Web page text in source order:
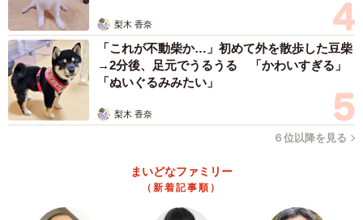
名称は初期メンバーの学生の発案だった。当時から担当
教員だった京都文教大の森正美副学長は「最初は『（名前
が）ありきたりでは』とも思ったけれど、学生自身が一歩
踏み出したいという思いが込められていると感じた」と振
り返る。イベント期間中、学生が茶レンジャーとして現れ
他にも滋賀県には滋賀県立大の学生が活動し、静岡県島
梨木 香奈
「これが不動柴か…」初めて外を散歩した豆柴
→2分後、足元でうるうる 「かわいすぎる」
「ぬいぐるみみたい」
梨木 香奈
６位以降を見る
まいどなファミリー
（新着記事順）